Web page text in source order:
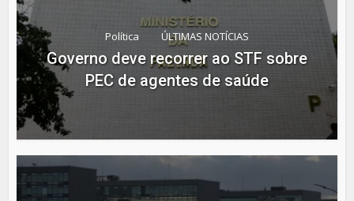
Política ÚLTIMAS NOTÍCIAS
Governo deve recorrer ao STF sobre
PEC de agentes de saúde